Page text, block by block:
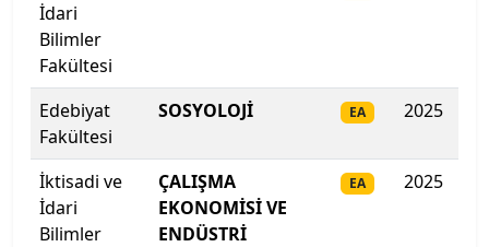
İstinye Üniversitesi
İTÜ-KKTC Eğitim Araştırma Yerleşkesi
İzmir Bakırçay Üniversitesi
İzmir Demokrasi Üniversitesi
İzmir Ekonomi Üniversitesi
İdari
Bilimler
Fakültesi
Edebiyat
Fakültesi
SOSYOLOJİ EA 2025
İktisadi ve
İdari
Bilimler
ÇALIŞMA
EKONOMİSİ VE
ENDÜSTRİ
EA 2025